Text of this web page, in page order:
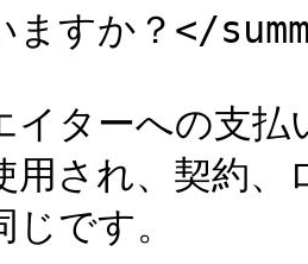
ますか？</
イターへの支
用され、契約
です。